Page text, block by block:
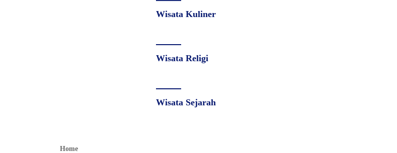
Wisata Kuliner
Wisata Religi
Wisata Sejarah
Home